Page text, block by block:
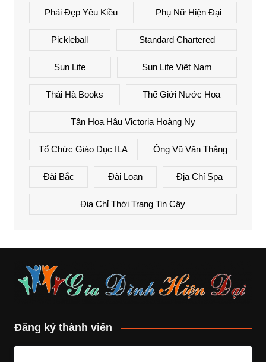
Phái Đẹp Yêu Kiều Phụ Nữ Hiện Đại
Pickleball Standard Chartered
Sun Life Sun Life Việt Nam
Thái Hà Books Thế Giới Nước Hoa
Tân Hoa Hậu Victoria Hoàng Ny
Tổ Chức Giáo Dục ILA Ông Vũ Văn Thắng
Đài Bắc Đài Loan Địa Chỉ Spa
Địa Chỉ Thời Trang Tin Cậy
Đăng ký thành viên